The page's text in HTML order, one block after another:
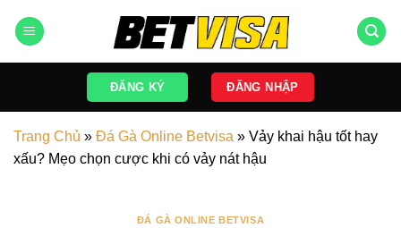
qua
ĐĂNG KÝ ĐĂNG NHẬP
Trang Chủ » Đá Gà Online Betvisa » Vảy khai hậu tốt hay
xấu? Mẹo chọn cược khi có vảy nát hậu
ĐÁ GÀ ONLINE BETVISA